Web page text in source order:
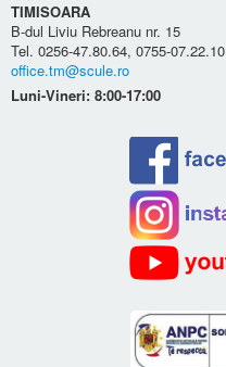
TIMISOARA
B-dul Liviu Rebreanu nr. 15
Tel. 0256-47.80.64, 0755-07.22.10
office.tm@scule.ro
Luni-Vineri: 8:00-17:00